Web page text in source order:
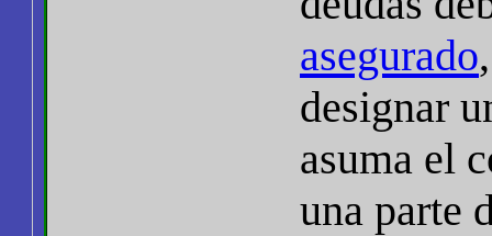
asegurado
designar
asuma el
una parte